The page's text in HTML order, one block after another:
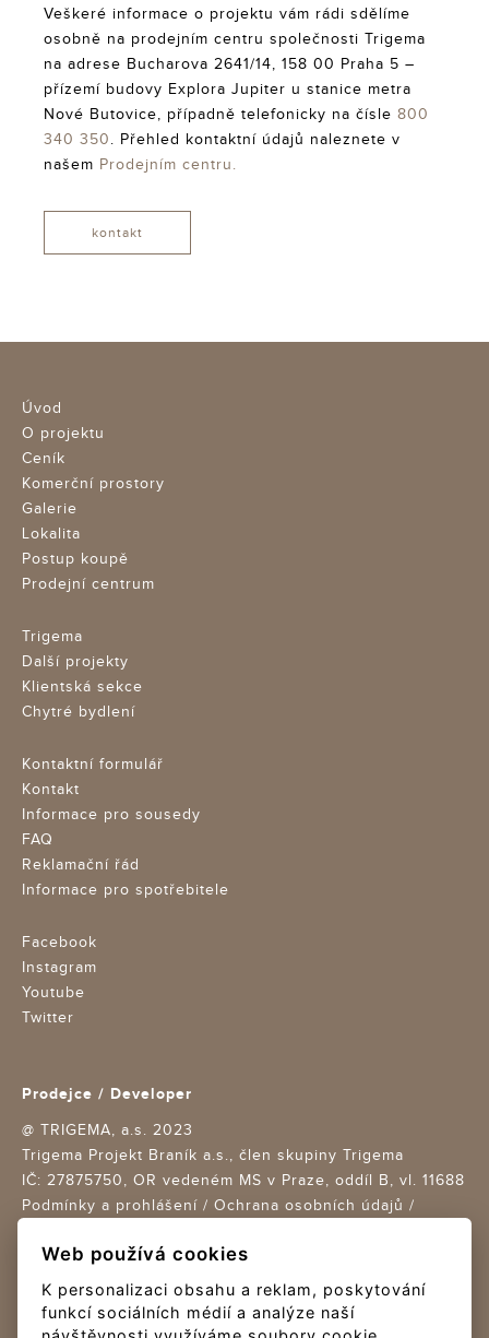
Veškeré informace o projektu vám rádi sdělíme
osobně na prodejním centru společnosti Trigema
na adrese Bucharova 2641/14, 158 00 Praha 5 –
přízemí budovy Explora Jupiter u stanice metra
Nové Butovice, případně telefonicky na čísle 800
340 350. Přehled kontaktní údajů naleznete v
našem Prodejním centru.
kontakt
Úvod
O projektu
Ceník
Komerční prostory
Galerie
Lokalita
Postup koupě
Prodejní centrum
Trigema
Další projekty
Klientská sekce
Chytré bydlení
Kontaktní formulář
Kontakt
Informace pro sousedy
FAQ
Reklamační řád
Informace pro spotřebitele
Facebook
Instagram
Youtube
Twitter
Prodejce / Developer
@ TRIGEMA, a.s. 2023
Trigema Projekt Braník a.s., člen skupiny Trigema
IČ: 27875750, OR vedeném MS v Praze, oddíl B, vl. 11688
Podmínky a prohlášení / Ochrana osobních údajů /
Design Trigema + Re-Hab / Creative boutique s.r.o.
Realizace a provoz Nux s.r.o.
Web používá cookies
K personalizaci obsahu a reklam, poskytování
funkcí sociálních médií a analýze naší